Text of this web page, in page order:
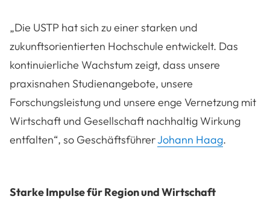
„Die USTP hat sich zu einer starken und
zukunftsorientierten Hochschule entwickelt. Das
kontinuierliche Wachstum zeigt, dass unsere
praxisnahen Studienangebote, unsere
Forschungsleistung und unsere enge Vernetzung mit
Wirtschaft und Gesellschaft nachhaltig Wirkung
entfalten“, so GeschäftsführerJohann Haag.
Starke Impulse für Region und Wirtschaft